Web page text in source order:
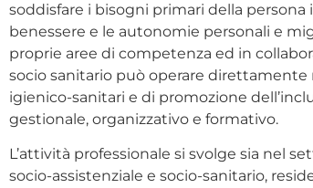
soddisfare i bisogni primari della persona
benessere e le autonomie personali e
proprie aree di competenza ed in
socio sanitario può operare
igienico-sanitari e di promozione
gestionale, organizzativo e formativo.
L’attività professionale si svolge sia nel
socio-assistenziale e socio-sanitario,